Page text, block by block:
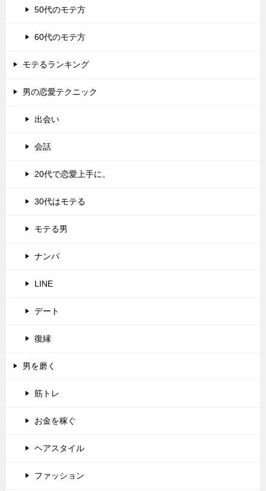
50代のモテ方
60代のモテ方
モテるランキング
男の恋愛テクニック
出会い
会話
20代で恋愛上手に。
30代はモテる
モテる男
ナンパ
LINE
デート
復縁
男を磨く
筋トレ
お金を稼ぐ
ヘアスタイル
ファッション